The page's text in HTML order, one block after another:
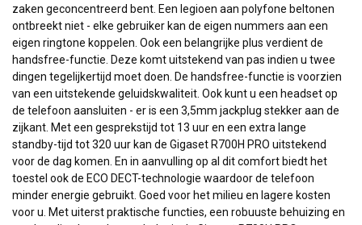
zaken geconcentreerd bent. Een legioen aan polyfone beltonen
ontbreekt niet - elke gebruiker kan de eigen nummers aan een
eigen ringtone koppelen. Ook een belangrijke plus verdient de
handsfree-functie. Deze komt uitstekend van pas indien u twee
dingen tegelijkertijd moet doen. De handsfree-functie is voorzien
van een uitstekende geluidskwaliteit. Ook kunt u een headset op
de telefoon aansluiten - er is een 3,5mm jackplug stekker aan de
zijkant. Met een gesprekstijd tot 13 uur en een extra lange
standby-tijd tot 320 uur kan de Gigaset R700H PRO uitstekend
voor de dag komen. En in aanvulling op al dit comfort biedt het
toestel ook de ECO DECT-technologie waardoor de telefoon
minder energie gebruikt. Goed voor het milieu en lagere kosten
voor u. Met uiterst praktische functies, een robuuste behuizing en